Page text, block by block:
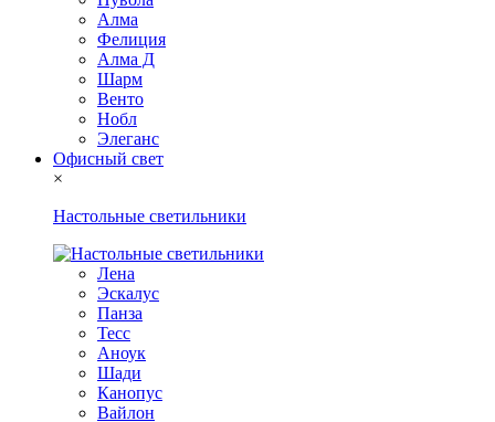
Алма
Фелиция
Алма Д
Шарм
Венто
Нобл
Элеганс
Офисный свет
×
Настольные светильники
Лена
Эскалус
Панза
Тесс
Аноук
Шади
Канопус
Вайлон